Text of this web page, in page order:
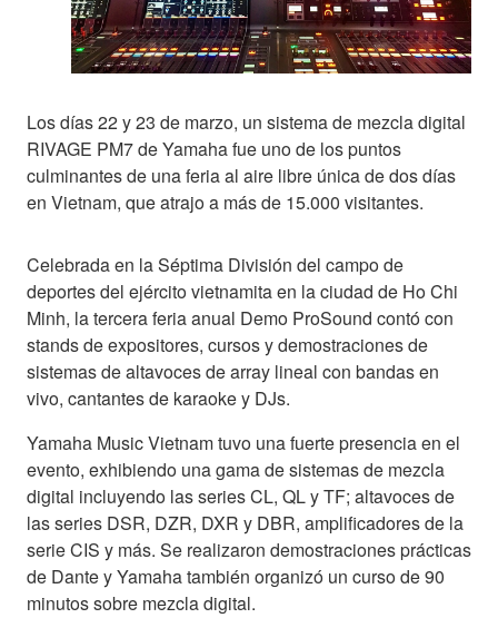
Los días 22 y 23 de marzo, un sistema de mezcla digital
RIVAGE PM7 de Yamaha fue uno de los puntos
culminantes de una feria al aire libre única de dos días
en Vietnam, que atrajo a más de 15.000 visitantes.
Celebrada en la Séptima División del campo de
deportes del ejército vietnamita en la ciudad de Ho Chi
Minh, la tercera feria anual Demo ProSound contó con
stands de expositores, cursos y demostraciones de
sistemas de altavoces de array lineal con bandas en
vivo, cantantes de karaoke y DJs.
Yamaha Music Vietnam tuvo una fuerte presencia en el
evento, exhibiendo una gama de sistemas de mezcla
digital incluyendo las series CL, QL y TF; altavoces de
las series DSR, DZR, DXR y DBR, amplificadores de la
serie CIS y más. Se realizaron demostraciones prácticas
de Dante y Yamaha también organizó un curso de 90
minutos sobre mezcla digital.